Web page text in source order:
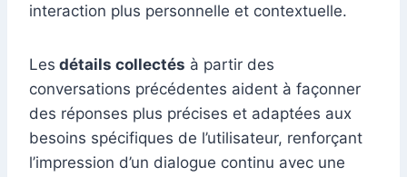
interaction plus personnelle et contextuelle.
Les détails collectés à partir des
conversations précédentes aident à façonner
des réponses plus précises et adaptées aux
besoins spécifiques de l’utilisateur, renforçant
l’impression d’un dialogue continu avec une